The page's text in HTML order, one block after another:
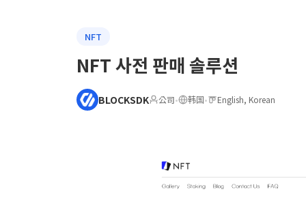
NFT
NFT 사전 판매 솔루션
BLOCKSDK 公司• 韩国• English, Korean